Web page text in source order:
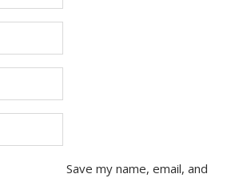
Save my name, email, and